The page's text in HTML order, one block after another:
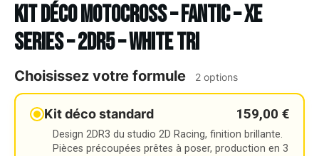
Kit déco Motocross – FANTIC – XE
SERIES – 2DR5 – WHITE TRI
Choisissez votre formule 2 options
Kit déco standard 159,00 €
Design 2DR3 du studio 2D Racing, finition brillante.
Pièces précoupées prêtes à poser, production en 3